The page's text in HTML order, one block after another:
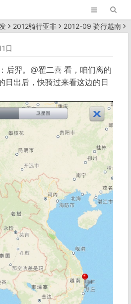
2012骑行亚非
2012-09 骑行越南
日
后羿。@翟二喜 看，咱们离的
日出后，快骑过来看这边的日